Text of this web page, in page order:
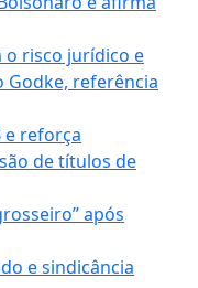
o risco jurídico e
Godke, referência
e reforça
de títulos de
após
e sindicância